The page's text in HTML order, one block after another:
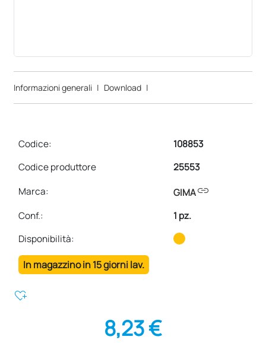
Informazioni generali | Download |
Codice:
108853
Codice produttore
25553
Marca:
GIMAlink
Conf.:
1 pz.
Disponibilità:
In magazzino in 15 giorni lav.
heart_plus
8,23 €